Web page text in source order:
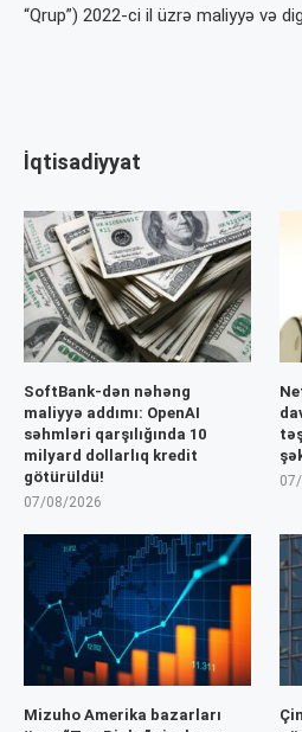
“Qrup”) 2022-ci il üzrə maliyyə və
İqtisadiyyat
SoftBank-dən nəhəng
maliyyə addımı: OpenAI
səhmləri qarşılığında 10
milyard dollarlıq kredit
götürüldü!
07/08/2026
Mizuho Amerika bazarları